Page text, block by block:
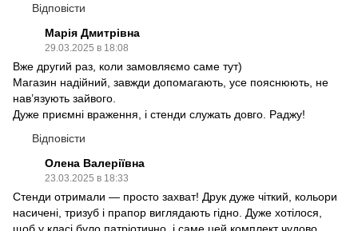
Відповісти
Марія Дмитрівна
29.03.2025 в 18:08
Вже другий раз, коли замовляємо саме тут)
Магазин надійний, завжди допомагають, усе пояснюють, не
нав’язують зайвого.
Дуже приємні враження, і стенди служать довго. Раджу!
Відповісти
Олена Валеріївна
23.03.2025 в 18:33
Стенди отримали — просто захват! Друк дуже чіткий, кольори
насичені, тризуб і прапор виглядають гідно. Дуже хотілося,